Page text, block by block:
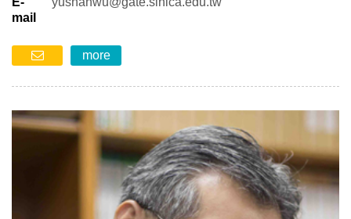
mail
more